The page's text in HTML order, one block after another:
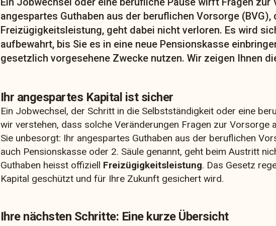
angespartes Guthaben aus der beruflichen Vorsorge (BVG),
Freizügigkeitsleistung, geht dabei nicht verloren. Es wird
aufbewahrt, bis Sie es in eine neue Pensionskasse
gesetzlich vorgesehene Zwecke nutzen. Wir zeigen Ihnen
Ihr angespartes Kapital ist sicher
Ein Jobwechsel, der Schritt in die Selbstständigkeit oder eine
wir verstehen, dass solche Veränderungen Fragen zur Vorsorge
Sie unbesorgt: Ihr angespartes Guthaben aus der beruflichen
auch Pensionskasse oder 2. Säule genannt, geht beim Austritt
Guthaben heisst offiziell Freizügigkeitsleistung. Das Gesetz
Kapital geschützt und für Ihre Zukunft gesichert wird.
Ihre nächsten Schritte: Eine kurze Übersicht